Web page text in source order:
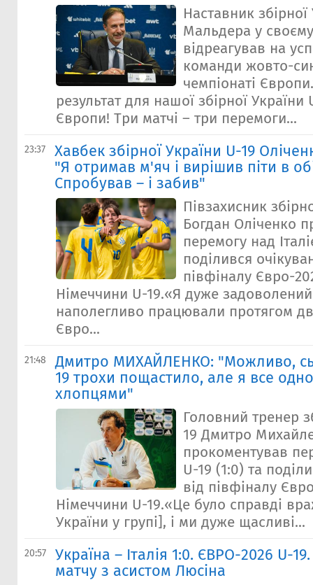
Наставник
Мальдера у
відреагував на
команди жовто-
чемпіонаті
результат для нашої збірної України
Європи! Три матчі – три перемоги...
23:37
Хавбек збірної України U-19
"Я отримав м'яч і вирішив піти в
Спробував – і забив"
Півзахисник
Богдан Оліченко
перемогу над
поділився
півфіналу Євро-
Німеччини U-19.«Я дуже
наполегливо працювали протягом
Євро...
21:48
Дмитро МИХАЙЛЕНКО: "Можливо,
19 трохи пощастило, але я все
хлопцями"
Головний тренер
19 Дмитро
прокоментував
U-19 (1:0) та
від півфіналу
Німеччини U-19.«Це було справді
України у групі], і ми дуже щасливі...
20:57
Україна – Італія 1:0. ЄВРО-2026 U-
матчу з асистом Люсіна